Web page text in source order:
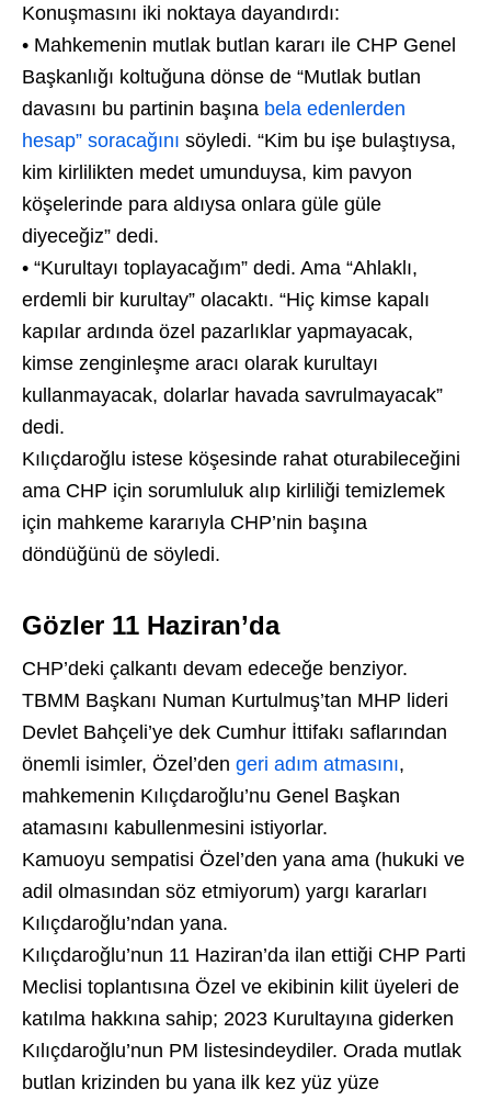
Konuşmasını iki noktaya dayandırdı:
• Mahkemenin mutlak butlan kararı ile CHP Genel
Başkanlığı koltuğuna dönse de “Mutlak butlan
davasını bu partinin başına bela edenlerden
hesap” soracağını söyledi. “Kim bu işe bulaştıysa,
kim kirlilikten medet umunduysa, kim pavyon
köşelerinde para aldıysa onlara güle güle
diyeceğiz” dedi.
• “Kurultayı toplayacağım” dedi. Ama “Ahlaklı,
erdemli bir kurultay” olacaktı. “Hiç kimse kapalı
kapılar ardında özel pazarlıklar yapmayacak,
kimse zenginleşme aracı olarak kurultayı
kullanmayacak, dolarlar havada savrulmayacak”
dedi.
Kılıçdaroğlu istese köşesinde rahat oturabileceğini
ama CHP için sorumluluk alıp kirliliği temizlemek
için mahkeme kararıyla CHP’nin başına
döndüğünü de söyledi.
Gözler 11 Haziran’da
CHP’deki çalkantı devam edeceğe benziyor.
TBMM Başkanı Numan Kurtulmuş’tan MHP lideri
Devlet Bahçeli’ye dek Cumhur İttifakı saflarından
önemli isimler, Özel’den geri adım atmasını,
mahkemenin Kılıçdaroğlu’nu Genel Başkan
atamasını kabullenmesini istiyorlar.
Kamuoyu sempatisi Özel’den yana ama (hukuki ve
adil olmasından söz etmiyorum) yargı kararları
Kılıçdaroğlu’ndan yana.
Kılıçdaroğlu’nun 11 Haziran’da ilan ettiği CHP Parti
Meclisi toplantısına Özel ve ekibinin kilit üyeleri de
katılma hakkına sahip; 2023 Kurultayına giderken
Kılıçdaroğlu’nun PM listesindeydiler. Orada mutlak
butlan krizinden bu yana ilk kez yüz yüze